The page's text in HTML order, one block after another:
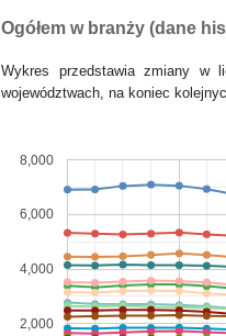
Ogółem w branży (dane
Wykres przedstawia zmiany w
województwach, na koniec
2,000
4,000
6,000
8,000